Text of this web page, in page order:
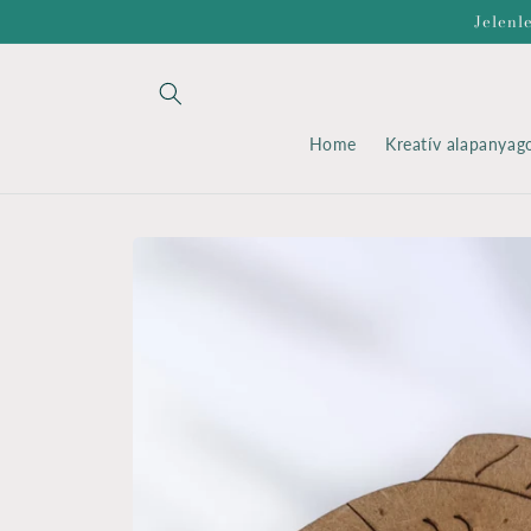
Home Kreatív